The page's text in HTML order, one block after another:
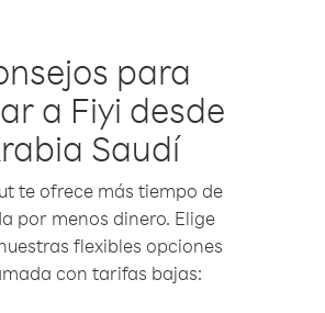
para
a Fiyi desde
Saudí
te ofrece más tiempo de
por menos dinero. Elige
flexibles opciones
con tarifas bajas: